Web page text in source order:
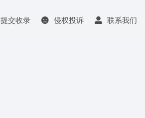
提交收录 侵权投诉 联系我们